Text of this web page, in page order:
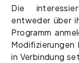
Die
entweder über
Programm
in Verbindung